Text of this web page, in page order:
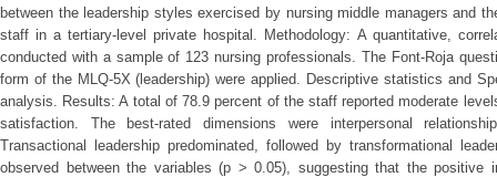
between the leadership styles exercised by nursing middle managers and
staff in a tertiary-level private hospital. Methodology: A quantitative,
conducted with a sample of 123 nursing professionals. The Font-Roja
form of the MLQ-5X (leadership) were applied. Descriptive statistics and
analysis. Results: A total of 78.9 percent of the staff reported moderate
satisfaction. The best-rated dimensions were interpersonal
Transactional leadership predominated, followed by transformational
observed between the variables (p > 0.05), suggesting that the positive